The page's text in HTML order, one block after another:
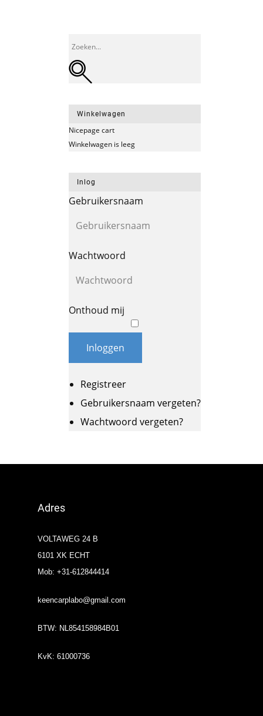
Winkelwagen
Nicepage cart
Winkelwagen is leeg
Inlog
Gebruikersnaam
Wachtwoord
Onthoud mij
Inloggen
Registreer
Gebruikersnaam vergeten?
Wachtwoord vergeten?
Adres
VOLTAWEG 24 B
6101 XK ECHT
Mob: +31-612844414
keencarplabo@gmail.com
BTW: NL854158984B01
KvK: 61000736